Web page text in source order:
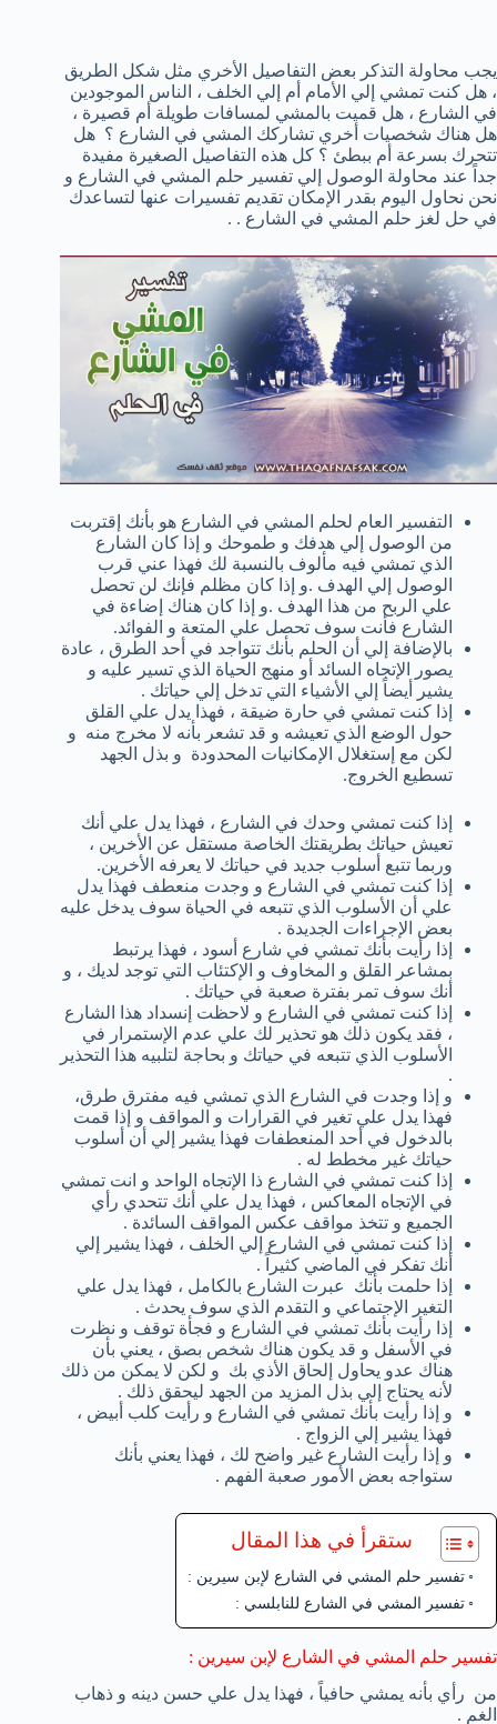
يجب محاولة التذكر بعض التفاصيل الأخري مثل شكل الطريق
، هل كنت تمشي إلي الأمام أم إلي الخلف ، الناس الموجودين
في الشارع ، هل قميت بالمشي لمسافات طويلة أم قصيرة ،
هل هناك شخصيات أخري تشاركك المشي في الشارع ؟ هل
تتحرك بسرعة أم ببطئ ؟ كل هذه التفاصيل الصغيرة مفيدة
جداً عند محاولة الوصول إلي تفسير حلم المشي في الشارع و
نحن نحاول اليوم بقدر الإمكان تقديم تفسيرات عنها لتساعدك
في حل لغز حلم المشي في الشارع . .
التفسير العام لحلم المشي في الشارع هو بأنك إقتربت
من الوصول إلي هدفك و طموحك و إذا كان الشارع
الذي تمشي فيه مألوف بالنسبة لك فهذا عني قرب
الوصول إلي الهدف .و إذا كان مظلم فإنك لن تحصل
علي الربح من هذا الهدف .و إذا كان هناك إضاءة في
الشارع فأنت سوف تحصل علي المتعة و الفوائد.
بالإضافة إلي أن الحلم بأنك تتواجد في أحد الطرق ، عادة
يصور الإتجاه السائد أو منهج الحياة الذي تسير عليه و
يشير أيضاً إلي الأشياء التي تدخل إلي حياتك .
إذا كنت تمشي في حارة ضيقة ، فهذا يدل علي القلق
حول الوضع الذي تعيشه و قد تشعر بأنه لا مخرج منه و
لكن مع إستغلال الإمكانيات المحدودة و بذل الجهد
تسطيع الخروج.
إذا كنت تمشي وحدك في الشارع ، فهذا يدل علي أنك
تعيش حياتك بطريقتك الخاصة مستقل عن الأخرين ،
وربما تتبع أسلوب جديد في حياتك لا يعرفه الأخرين.
إذا كنت تمشي في الشارع و وجدت منعطف فهذا يدل
علي أن الأسلوب الذي تتبعه في الحياة سوف يدخل عليه
بعض الإجراءات الجديدة .
إذا رأيت بأنك تمشي في شارع أسود ، فهذا يرتبط
بمشاعر القلق و المخاوف و الإكتئاب التي توجد لديك ، و
أنك سوف تمر بفترة صعبة في حياتك .
إذا كنت تمشي في الشارع و لاحظت إنسداد هذا الشارع
، فقد يكون ذلك هو تحذير لك علي عدم الإستمرار في
الأسلوب الذي تتبعه في حياتك و بحاجة لتلبيه هذا التحذير
.
و إذا وجدت في الشارع الذي تمشي فيه مفترق طرق،
فهذا يدل علي تغير في القرارات و المواقف و إذا قمت
بالدخول في أحد المنعطفات فهذا يشير إلي أن أسلوب
حياتك غير مخطط له .
إذا كنت تمشي في الشارع ذا الإتجاه الواحد و انت تمشي
في الإتجاه المعاكس ، فهذا يدل علي أنك تتحدي رأي
الجميع و تتخذ مواقف عكس المواقف السائدة .
إذا كنت تمشي في الشارع إلي الخلف ، فهذا يشير إلي
أنك تفكر في الماضي كثيراً .
إذا حلمت بأنك عبرت الشارع بالكامل ، فهذا يدل علي
التغير الإجتماعي و التقدم الذي سوف يحدث .
إذا رأيت بأنك تمشي في الشارع و فجأة توقف و نظرت
في الأسفل و قد يكون هناك شخص بصق ، يعني بأن
هناك عدو يحاول إلحاق الأذي بك و لكن لا يمكن من ذلك
لأنه يحتاج إلي بذل المزيد من الجهد ليحقق ذلك .
و إذا رأيت بأنك تمشي في الشارع و رأيت كلب أبيض ،
فهذا يشير إلي الزواج .
و إذا رأيت الشارع غير واضح لك ، فهذا يعني بأنك
ستواجه بعض الأمور صعبة الفهم .
ستقرأ في هذا المقال
تفسير حلم المشي في الشارع لإبن سيرين :
تفسير المشي في الشارع للنابلسي :
تفسير حلم المشي في الشارع لإبن سيرين :
من رأي بأنه يمشي حافياً ، فهذا يدل علي حسن دينه و ذهاب
الغم .